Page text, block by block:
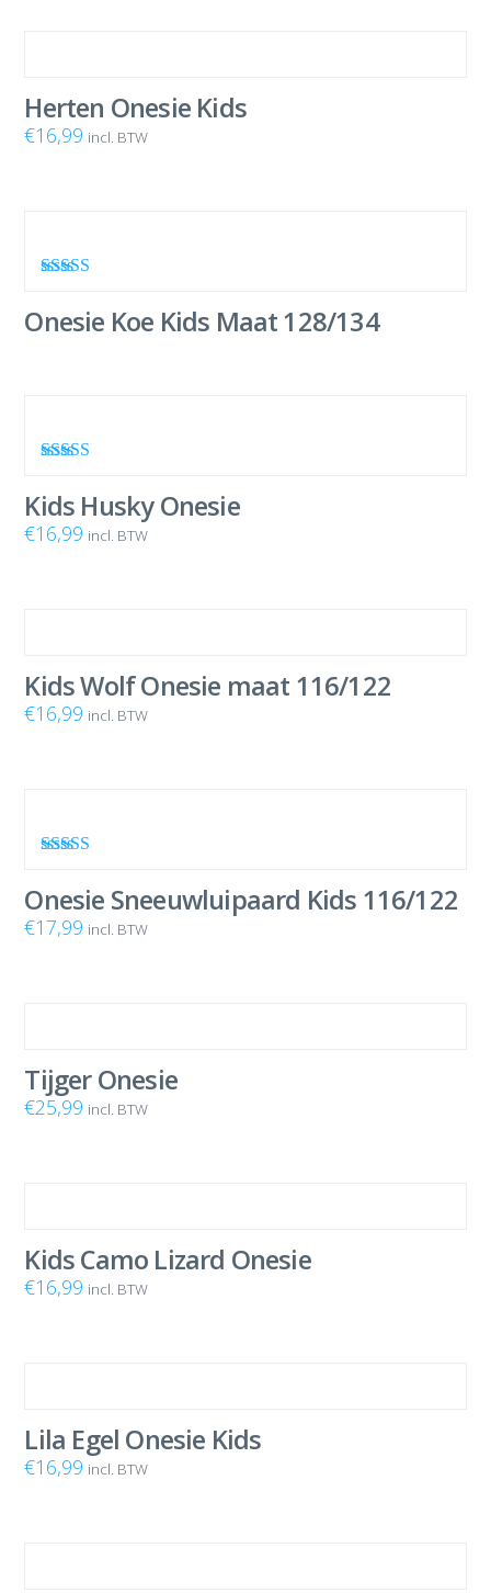
Herten Onesie Kids
€16,99 incl. BTW
uit 5
Onesie Koe Kids Maat 128/134
4.00
uit 5
Kids Husky Onesie
€16,99 incl. BTW
Kids Wolf Onesie maat 116/122
€16,99 incl. BTW
uit 5
Onesie Sneeuwluipaard Kids 116/122
€17,99 incl. BTW
Tijger Onesie
€25,99 incl. BTW
Kids Camo Lizard Onesie
€16,99 incl. BTW
Lila Egel Onesie Kids
€16,99 incl. BTW